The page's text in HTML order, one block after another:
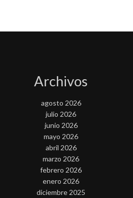
Archivos
agosto 2026
julio 2026
junio 2026
mayo 2026
abril 2026
marzo 2026
febrero 2026
enero 2026
diciembre 2025